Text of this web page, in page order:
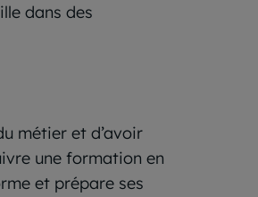
dans des
métier et d’avoir
une formation en
et prépare ses